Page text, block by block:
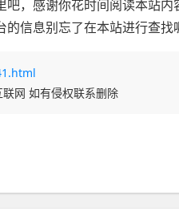
，感谢你花时间阅读本站
信息别忘了在本站进行查找
网 如有侵权联系删除